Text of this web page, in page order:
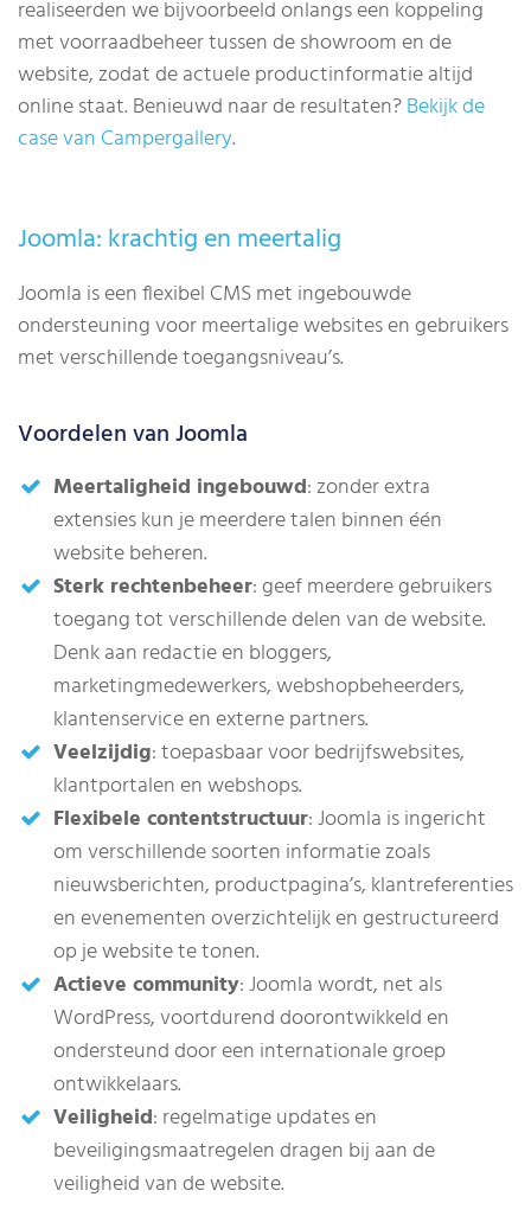
realiseerden we bijvoorbeeld onlangs een koppeling
met voorraadbeheer tussen de showroom en de
website, zodat de actuele productinformatie altijd
online staat. Benieuwd naar de resultaten?Bekijk de
case van Campergallery.
Joomla: krachtig en meertalig
Joomla is een flexibel CMS met ingebouwde
ondersteuning voor meertalige websites en gebruikers
met verschillende toegangsniveau’s.
Voordelen van Joomla
Meertaligheid ingebouwd: zonder extra
extensies kun je meerdere talen binnen één
website beheren.
Sterk rechtenbeheer: geef meerdere gebruikers
toegang tot verschillende delen van de website.
Denk aan redactie en bloggers,
marketingmedewerkers, webshopbeheerders,
klantenservice en externe partners.
Veelzijdig: toepasbaar voor bedrijfswebsites,
klantportalen en webshops.
Flexibele contentstructuur: Joomla is ingericht
om verschillende soorten informatie zoals
nieuwsberichten, productpagina’s, klantreferenties
en evenementen overzichtelijk en gestructureerd
op je website te tonen.
Actieve community: Joomla wordt, net als
WordPress, voortdurend doorontwikkeld en
ondersteund door een internationale groep
ontwikkelaars.
Veiligheid: regelmatige updates en
beveiligingsmaatregelen dragen bij aan de
veiligheid van de website.